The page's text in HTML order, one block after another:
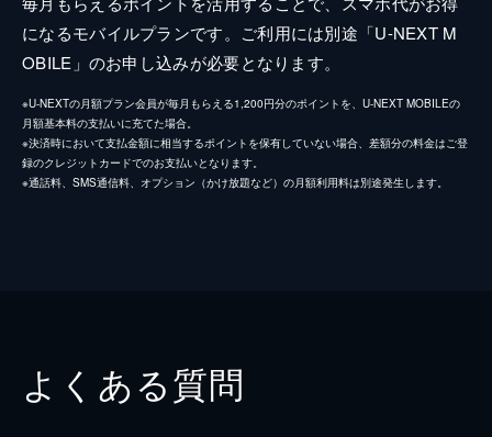
になるモバイルプランです。ご利用には別途「U-NEXT M
OBILE」のお申し込みが必要となります。
※U-NEXTの月額プラン会員が毎月もらえる1,200円分のポイントを、U-NEXT MOBILEの
月額基本料の支払いに充てた場合。
※決済時において支払金額に相当するポイントを保有していない場合、差額分の料金はご登
録のクレジットカードでのお支払いとなります。
※通話料、SMS通信料、オプション（かけ放題など）の月額利用料は別途発生します。
よくある質問